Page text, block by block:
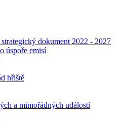
dokument 2022 - 2027
úspoře emisí
hřiště
a mimořádných událostí